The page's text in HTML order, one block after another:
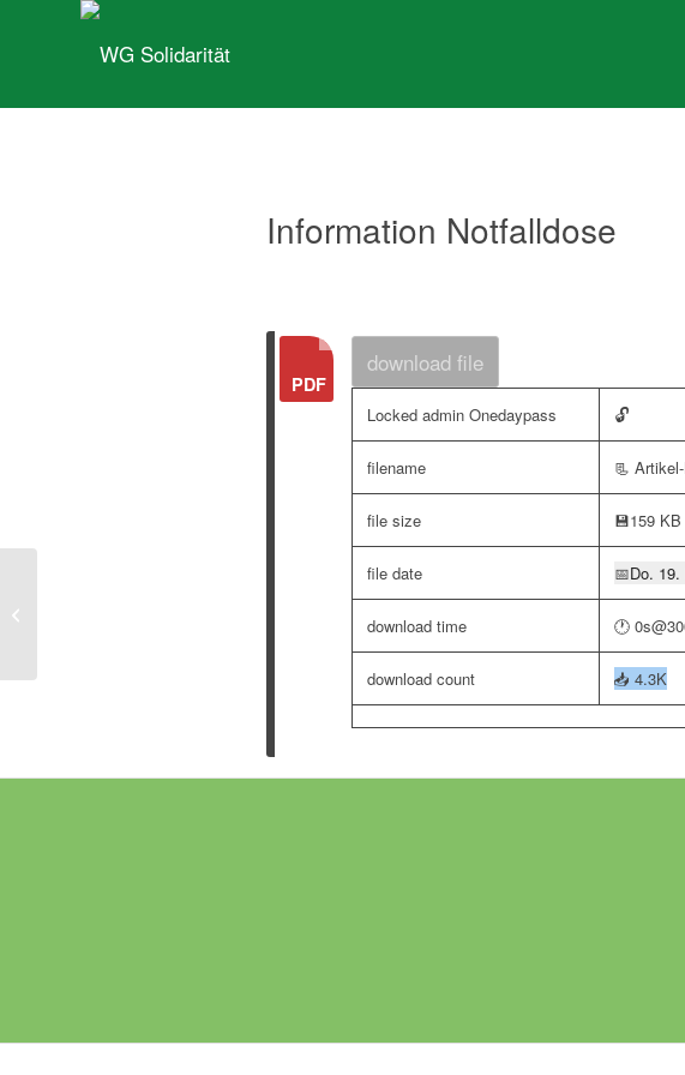
Information Notfalldose
download file
Locked admin Onedaypass 🔓
filename 📃
file size 💾159 KB
file date 📅Do.
download time 🕐
download count 📥 4.3K